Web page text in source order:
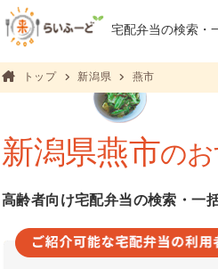
宅配弁当の検索・
トップ 新潟県 燕市
新潟県燕市の
高齢者向け宅配弁当の検索・一